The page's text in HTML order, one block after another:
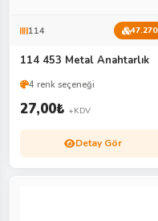
114 47.270
114 453 Metal Anahtarlık
4 renk seçeneği
27,00₺ +KDV
Detay Gör